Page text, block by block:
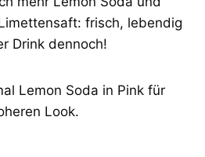
frisch, lebendig
Drink dennoch!
Lemon Soda in Pink für
Look.